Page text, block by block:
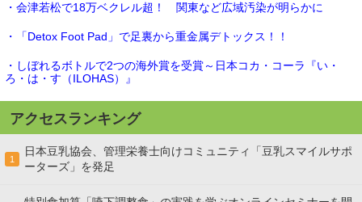
・会津若松で18万ベクレル超！ 関東など広域汚染が明らかに
・「Detox Foot Pad」で足裏から重金属デトックス！！
・しぼれるボトルで2つの海外賞を受賞～日本コカ・コーラ『い・
ろ・は・す（ILOHAS）』
アクセスランキング
1
日本豆乳協会、管理栄養士向けコミュニティ「豆乳スマイルサポ
ーターズ」を発足